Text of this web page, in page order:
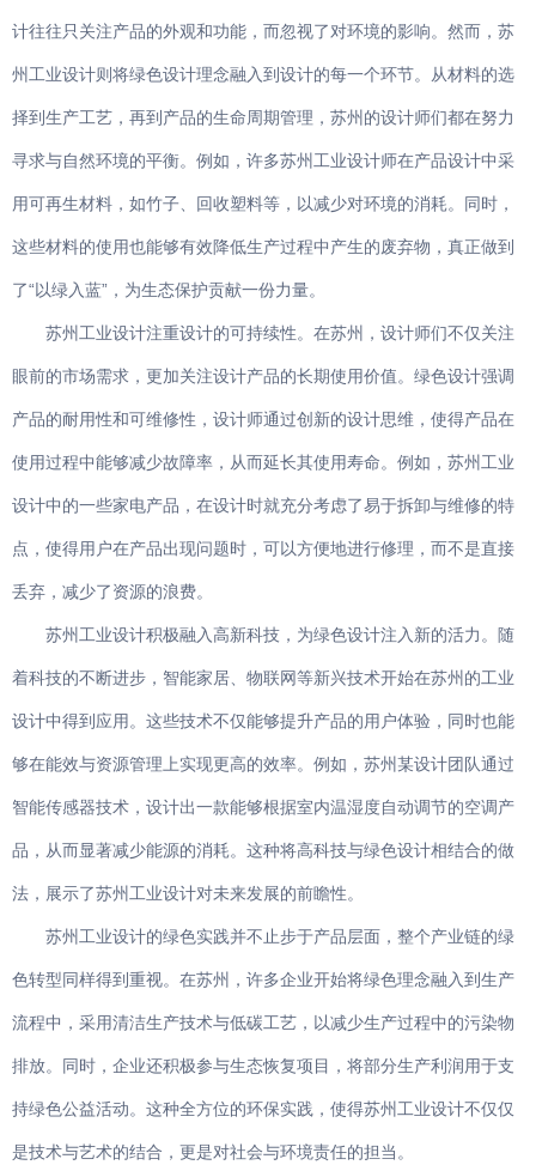
计往往只关注产品的外观和功能，而忽视了对环境的影响。然而，苏
州工业设计则将绿色设计理念融入到设计的每一个环节。从材料的选
择到生产工艺，再到产品的生命周期管理，苏州的设计师们都在努力
寻求与自然环境的平衡。例如，许多苏州工业设计师在产品设计中采
用可再生材料，如竹子、回收塑料等，以减少对环境的消耗。同时，
这些材料的使用也能够有效降低生产过程中产生的废弃物，真正做到
了“以绿入蓝”，为生态保护贡献一份力量。
苏州工业设计注重设计的可持续性。在苏州，设计师们不仅关注
眼前的市场需求，更加关注设计产品的长期使用价值。绿色设计强调
产品的耐用性和可维修性，设计师通过创新的设计思维，使得产品在
使用过程中能够减少故障率，从而延长其使用寿命。例如，苏州工业
设计中的一些家电产品，在设计时就充分考虑了易于拆卸与维修的特
点，使得用户在产品出现问题时，可以方便地进行修理，而不是直接
丢弃，减少了资源的浪费。
苏州工业设计积极融入高新科技，为绿色设计注入新的活力。随
着科技的不断进步，智能家居、物联网等新兴技术开始在苏州的工业
设计中得到应用。这些技术不仅能够提升产品的用户体验，同时也能
够在能效与资源管理上实现更高的效率。例如，苏州某设计团队通过
智能传感器技术，设计出一款能够根据室内温湿度自动调节的空调产
品，从而显著减少能源的消耗。这种将高科技与绿色设计相结合的做
法，展示了苏州工业设计对未来发展的前瞻性。
苏州工业设计的绿色实践并不止步于产品层面，整个产业链的绿
色转型同样得到重视。在苏州，许多企业开始将绿色理念融入到生产
流程中，采用清洁生产技术与低碳工艺，以减少生产过程中的污染物
排放。同时，企业还积极参与生态恢复项目，将部分生产利润用于支
持绿色公益活动。这种全方位的环保实践，使得苏州工业设计不仅仅
是技术与艺术的结合，更是对社会与环境责任的担当。